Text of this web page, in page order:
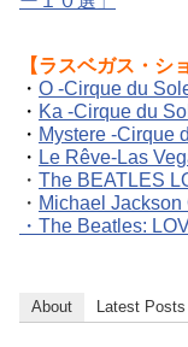
【ラスベガス・シ
・ O -Cirque du
・ Ka -Cirque du
・ Mystere -
・ Le Rêve-Las
・ The BEATLES
・ Michael
・ The Beatles:
About Latest Posts